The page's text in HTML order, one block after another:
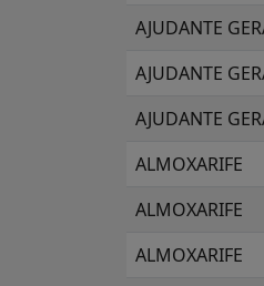
AJUDANTE
AJUDANTE
AJUDANTE
ALMOXARIFE
ALMOXARIFE
ALMOXARIFE